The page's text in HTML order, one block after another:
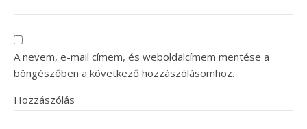
A nevem, e-mail címem, és weboldalcímem mentése a
böngészőben a következő hozzászólásomhoz.
Hozzászólás